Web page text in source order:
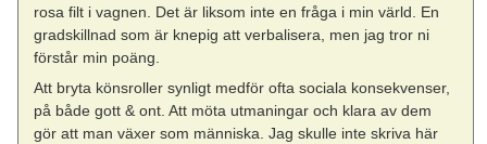
rosa filt i vagnen. Det är liksom inte en fråga i min värld. En
gradskillnad som är knepig att verbalisera, men jag tror ni
förstår min poäng.
Att bryta könsroller synligt medför ofta sociala konsekvenser,
på både gott & ont. Att möta utmaningar och klara av dem
gör att man växer som människa. Jag skulle inte skriva här